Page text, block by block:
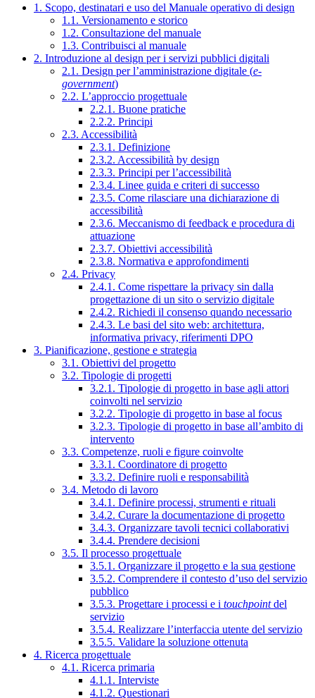
1. Scopo, destinatari e uso del Manuale operativo di design
1.1. Versionamento e storico
1.2. Consultazione del manuale
1.3. Contribuisci al manuale
2. Introduzione al design per i servizi pubblici digitali
2.1. Design per l’amministrazione digitale (e-
government)
2.2. L’approccio progettuale
2.2.1. Buone pratiche
2.2.2. Principi
2.3. Accessibilità
2.3.1. Definizione
2.3.2. Accessibilità by design
2.3.3. Principi per l’accessibilità
2.3.4. Linee guida e criteri di successo
2.3.5. Come rilasciare una dichiarazione di
accessibilità
2.3.6. Meccanismo di feedback e procedura di
attuazione
2.3.7. Obiettivi accessibilità
2.3.8. Normativa e approfondimenti
2.4. Privacy
2.4.1. Come rispettare la privacy sin dalla
progettazione di un sito o servizio digitale
2.4.2. Richiedi il consenso quando necessario
2.4.3. Le basi del sito web: architettura,
informativa privacy, riferimenti DPO
3. Pianificazione, gestione e strategia
3.1. Obiettivi del progetto
3.2. Tipologie di progetti
3.2.1. Tipologie di progetto in base agli attori
coinvolti nel servizio
3.2.2. Tipologie di progetto in base al focus
3.2.3. Tipologie di progetto in base all’ambito di
intervento
3.3. Competenze, ruoli e figure coinvolte
3.3.1. Coordinatore di progetto
3.3.2. Definire ruoli e responsabilità
3.4. Metodo di lavoro
3.4.1. Definire processi, strumenti e rituali
3.4.2. Curare la documentazione di progetto
3.4.3. Organizzare tavoli tecnici collaborativi
3.4.4. Prendere decisioni
3.5. Il processo progettuale
3.5.1. Organizzare il progetto e la sua gestione
3.5.2. Comprendere il contesto d’uso del servizio
pubblico
3.5.3. Progettare i processi e i touchpointdel
servizio
3.5.4. Realizzare l’interfaccia utente del servizio
3.5.5. Validare la soluzione ottenuta
4. Ricerca progettuale
4.1. Ricerca primaria
4.1.1. Interviste
4.1.2. Questionari